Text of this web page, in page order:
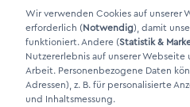
Wir verwenden Cookies auf unserer
erforderlich (Notwendig), damit
funktioniert. Andere (Statistik &
Nutzererlebnis auf unserer
Arbeit. Personenbezogene Daten
Adressen), z. B. für personalisierte
und Inhaltsmessung.